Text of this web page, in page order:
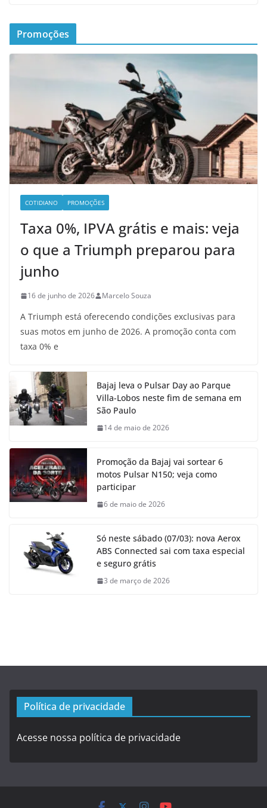
Promoções
COTIDIANO PROMOÇÕES
Taxa 0%, IPVA grátis e mais: veja
o que a Triumph preparou para
junho
16 de junho de 2026 Marcelo Souza
A Triumph está oferecendo condições exclusivas para
suas motos em junho de 2026. A promoção conta com
taxa 0% e
Bajaj leva o Pulsar Day ao Parque
Villa-Lobos neste fim de semana em
São Paulo
14 de maio de 2026
Promoção da Bajaj vai sortear 6
motos Pulsar N150; veja como
participar
6 de maio de 2026
Só neste sábado (07/03): nova Aerox
ABS Connected sai com taxa especial
e seguro grátis
3 de março de 2026
Política de privacidade
Acesse nossa política de privacidade